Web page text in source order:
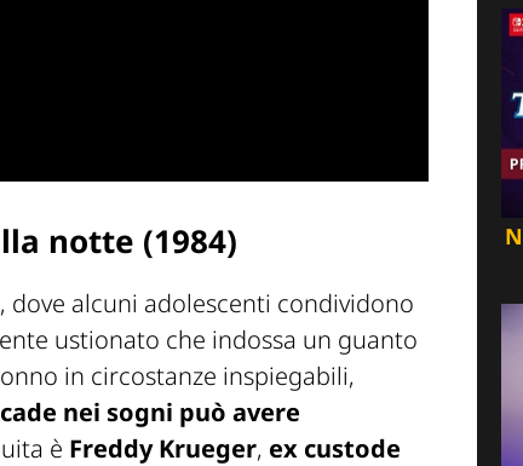
notte (1984)
, dove alcuni adolescenti condividono
ustionato che indossa un guanto
in circostanze inspiegabili,
nei sogni può avere
è Freddy Krueger, ex custode